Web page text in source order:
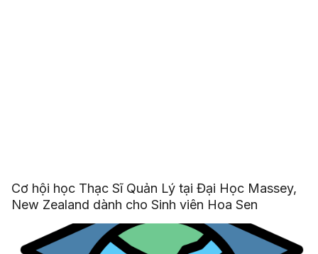
Cơ hội học Thạc Sĩ Quản Lý tại Đại Học Massey,
New Zealand dành cho Sinh viên Hoa Sen